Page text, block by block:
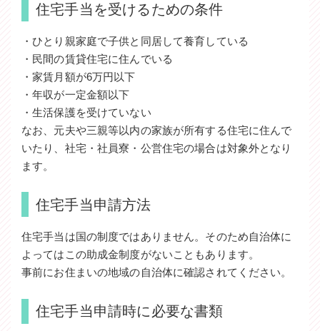
住宅手当を受けるための条件
・ひとり親家庭で子供と同居して養育している
・民間の賃貸住宅に住んでいる
・家賃月額が6万円以下
・年収が一定金額以下
・生活保護を受けていない
なお、元夫や三親等以内の家族が所有する住宅に住んで
いたり、社宅・社員寮・公営住宅の場合は対象外となり
ます。
住宅手当申請方法
住宅手当は国の制度ではありません。そのため自治体に
よってはこの助成金制度がないこともあります。
事前にお住まいの地域の自治体に確認されてください。
住宅手当申請時に必要な書類